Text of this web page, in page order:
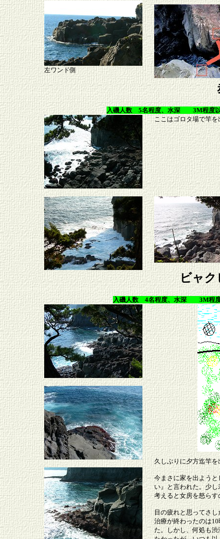
左ワンド側
入磯人数 5名程度、水深 3M程度以
ここはゴロタ場で竿
ビャク
入磯人数 4名程度、水深 3M程度
久しぶりに夕方迄竿を
今まさに家を出よう
い』と言われた。少
考えると女房を怒ら
目の疲れと思ってさ
治療が終わったのは
た。しかし、何処も